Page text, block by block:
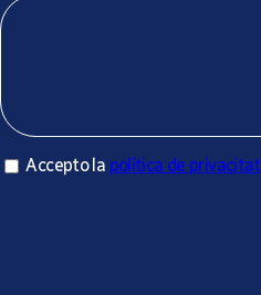
Accepto la política de privacitat
Accepto la política de privacitat